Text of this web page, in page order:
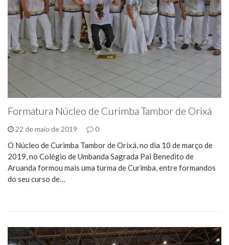
Formatura Núcleo de Curimba Tambor de Orixá
22 de maio de 2019 0
O Núcleo de Curimba Tambor de Orixá, no dia 10 de março de
2019, no Colégio de Umbanda Sagrada Pai Benedito de
Aruanda formou mais uma turma de Curimba, entre formandos
do seu curso de…